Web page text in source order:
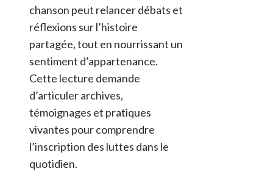
chanson peut relancer débats et
réflexions sur l’histoire
partagée, tout en nourrissant un
sentiment d’appartenance.
Cette lecture demande
d’articuler archives,
témoignages et pratiques
vivantes pour comprendre
l’inscription des luttes dans le
quotidien.